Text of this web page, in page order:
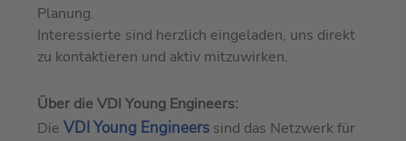
Planung.
Interessierte sind herzlich eingeladen, uns direkt
zu kontaktieren und aktiv mitzuwirken.
Über die VDI Young Engineers:
Die VDI Young Engineerssind das Netzwerk für